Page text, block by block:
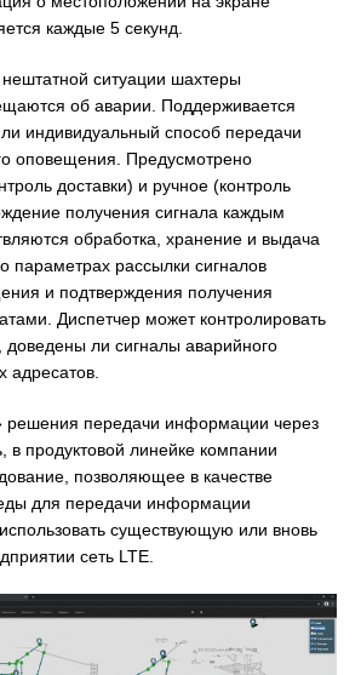
каждые 5 секунд.
ситуации шахтеры
об аварии. Поддерживается
индивидуальный способ передачи
оповещения. Предусмотрено
доставки) и ручное (контроль
получения сигнала каждым
обработка, хранение и выдача
параметрах рассылки сигналов
и подтверждения получения
Диспетчер может контролировать
ли сигналы аварийного
адресатов.
решения передачи информации через
в продуктовой линейке компании
позволяющее в качестве
для передачи информации
существующую или вновь
сеть LTE.